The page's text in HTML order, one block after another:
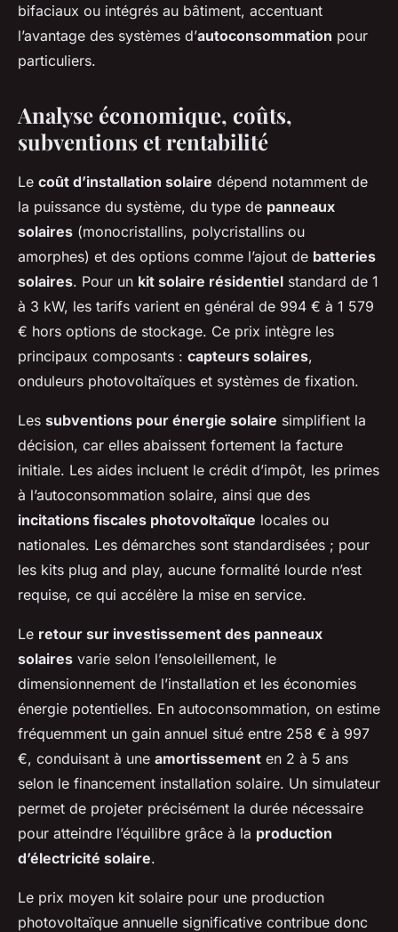
bifaciaux ou intégrés au bâtiment, accentuant
l’avantage des systèmes d’autoconsommation pour
particuliers.
Analyse économique, coûts,
subventions et rentabilité
Le coût d’installation solaire dépend notamment de
la puissance du système, du type de panneaux
solaires (monocristallins, polycristallins ou
amorphes) et des options comme l’ajout de batteries
solaires. Pour un kit solaire résidentiel standard de 1
à 3 kW, les tarifs varient en général de 994 € à 1 579
€ hors options de stockage. Ce prix intègre les
principaux composants : capteurs solaires,
onduleurs photovoltaïques et systèmes de fixation.
Les subventions pour énergie solaire simplifient la
décision, car elles abaissent fortement la facture
initiale. Les aides incluent le crédit d’impôt, les primes
à l’autoconsommation solaire, ainsi que des
incitations fiscales photovoltaïque locales ou
nationales. Les démarches sont standardisées ; pour
les kits plug and play, aucune formalité lourde n’est
requise, ce qui accélère la mise en service.
Le retour sur investissement des panneaux
solaires varie selon l’ensoleillement, le
dimensionnement de l’installation et les économies
énergie potentielles. En autoconsommation, on estime
fréquemment un gain annuel situé entre 258 € à 997
€, conduisant à une amortissement en 2 à 5 ans
selon le financement installation solaire. Un simulateur
permet de projeter précisément la durée nécessaire
pour atteindre l’équilibre grâce à la production
d’électricité solaire.
Le prix moyen kit solaire pour une production
photovoltaïque annuelle significative contribue donc